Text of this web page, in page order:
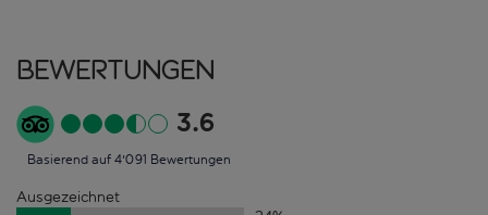
Bewertungen
3.6
Basierend auf 4'091 Bewertungen
Ausgezeichnet